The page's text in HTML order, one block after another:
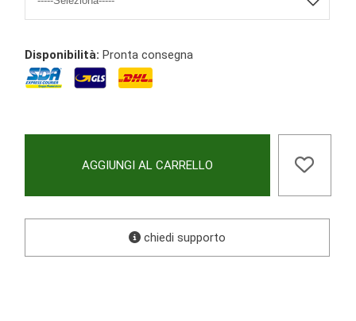
Disponibilità: Pronta consegna
AGGIUNGI AL CARRELLO
chiedi supporto